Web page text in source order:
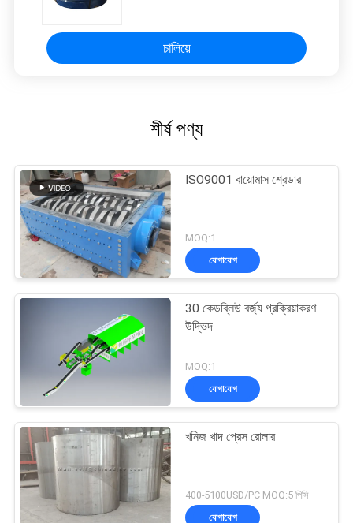
চালিয়ে
শীর্ষ পণ্য
ISO9001 বায়োমাস শ্রেডার
MOQ:1
যোগাযোগ
30 কেডব্লিউ বর্জ্য প্রক্রিয়াকরণ
উদ্ভিদ
MOQ:1
যোগাযোগ
খনিজ খাদ প্রেস রোলার
400-5100USD/PC MOQ:5 পিসি
যোগাযোগ